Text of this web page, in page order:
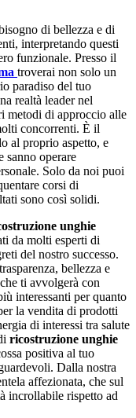
di bellezza e di
interpretando questi
funzionale. Presso il
troverai non solo un
paradiso del tuo
realtà leader nel
metodi di approccio alle
concorrenti. È il
al proprio aspetto, e
sanno operare
Solo da noi puoi
corsi di
sono così solidi.
unghie
da molti esperti di
del nostro successo.
bellezza e
ti avvolgerà con
interessanti per quanto
la vendita di prodotti
di interessi tra salute
ricostruzione unghie
positiva al tuo
Dalla nostra
affezionata, che sul
incrollabile rispetto ad